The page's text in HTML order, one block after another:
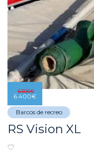
Barcos de recreo
RS Vision XL
6.500€
6.400€